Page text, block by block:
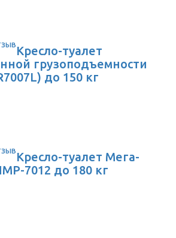
Кресло-туалет
грузоподъемности
до 150 кг
Кресло-туалет Мега-
7012 до 180 кг